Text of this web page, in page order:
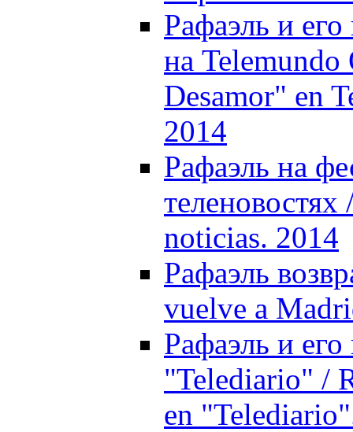
Рафаэль и
на
Desamor" en
2014
Рафаэль на
noticias. 2014
Рафаэль
vuelve a
Рафаэль и
"Telediario" /
en